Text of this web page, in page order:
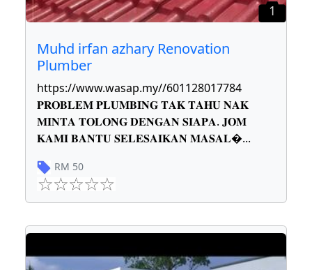
1
Muhd irfan azhary Renovation
Plumber
https://www.wasap.my//601128017784
𝐏𝐑𝐎𝐁𝐋𝐄𝐌 𝐏𝐋𝐔𝐌𝐁𝐈𝐍𝐆 𝐓𝐀𝐊 𝐓𝐀𝐇𝐔 𝐍𝐀𝐊
𝐌𝐈𝐍𝐓𝐀 𝐓𝐎𝐋𝐎𝐍𝐆 𝐃𝐄𝐍𝐆𝐀𝐍 𝐒𝐈𝐀𝐏𝐀. 𝐉𝐎𝐌
𝐊𝐀𝐌𝐈 𝐁𝐀𝐍𝐓𝐔 𝐒𝐄𝐋𝐄𝐒𝐀𝐈𝐊𝐀𝐍 𝐌𝐀𝐒𝐀𝐋...
RM 50